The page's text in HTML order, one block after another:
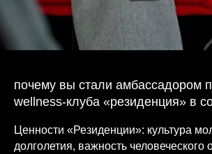
почему вы стали амбассадором
wellness-клуба «резиденция» в
Ценности «Резиденции»: культура
долголетия, важность человеческого